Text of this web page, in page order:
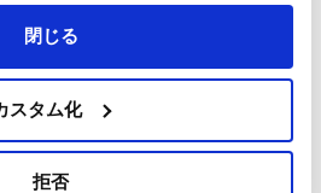
閉じる
スタム化
拒否
10:30～20:30